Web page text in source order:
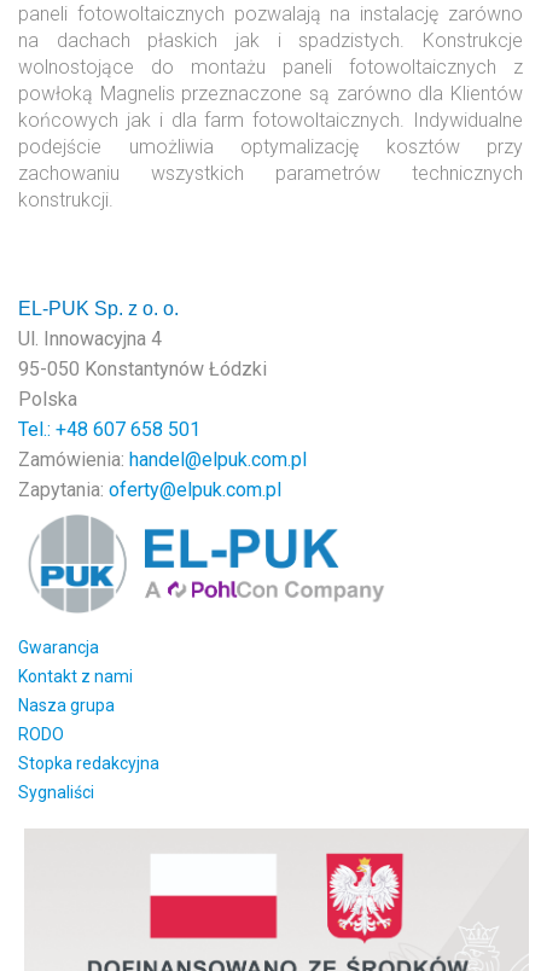
paneli fotowoltaicznych pozwalają na instalację zarówno
na dachach płaskich jak i spadzistych. Konstrukcje
wolnostojące do montażu paneli fotowoltaicznych z
powłoką Magnelis przeznaczone są zarówno dla Klientów
końcowych jak i dla farm fotowoltaicznych. Indywidualne
podejście umożliwia optymalizację kosztów przy
zachowaniu wszystkich parametrów technicznych
konstrukcji.
EL-PUK Sp. z o. o.
Ul. Innowacyjna 4
95-050 Konstantynów Łódzki
Polska
Tel.: +48 607 658 501
Zamówienia: handel@elpuk.com.pl
Zapytania: oferty@elpuk.com.pl
Gwarancja
Kontakt z nami
Nasza grupa
RODO
Stopka redakcyjna
Sygnaliści